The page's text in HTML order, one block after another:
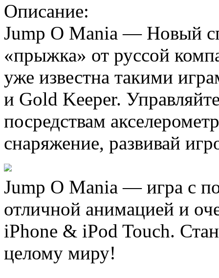
Описание:
Jump O Mania — Новый
«прыжка» от руссой
уже известна такими
и Gold Keeper.
посредствам
снаряжение, развивай
Jump O Mania — игра с
отличной анимацией и
iPhone & iPod Touch.
целому миру!